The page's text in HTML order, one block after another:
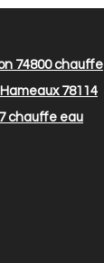
74800chauffe
78114
chauffe eau